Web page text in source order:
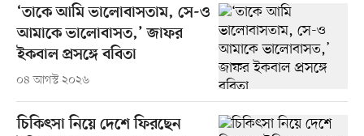
‘তাকে আমি ভালোবাসতাম, সে-ও
আমাকে ভালোবাসত,’ জাফর
ইকবাল প্রসঙ্গে ববিতা
০৪ আগস্ট ২০২৬
চিকিৎসা নিয়ে দেশে ফিরছেন